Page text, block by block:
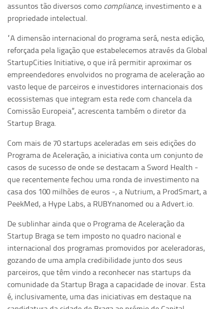
assuntos tão diversos como compliance, investimento e a
propriedade intelectual.
“A dimensão internacional do programa será, nesta edição,
reforçada pela ligação que estabelecemos através da Global
StartupCities Initiative, o que irá permitir aproximar os
empreendedores envolvidos no programa de aceleração ao
vasto leque de parceiros e investidores internacionais dos
ecossistemas que integram esta rede com chancela da
Comissão Europeia”, acrescenta também o diretor da
Startup Braga.
Com mais de 70 startups aceleradas em seis edições do
Programa de Aceleração, a iniciativa conta um conjunto de
casos de sucesso de onde se destacam a Sword Health -
que recentemente fechou uma ronda de investimento na
casa dos 100 milhões de euros -, a Nutrium, a ProdSmart, a
PeekMed, a Hype Labs, a RUBYnanomed ou a Advert.io.
De sublinhar ainda que o Programa de Aceleração da
Startup Braga se tem imposto no quadro nacional e
internacional dos programas promovidos por aceleradoras,
gozando de uma ampla credibilidade junto dos seus
parceiros, que têm vindo a reconhecer nas startups da
comunidade da Startup Braga a capacidade de inovar. Esta
é, inclusivamente, uma das iniciativas em destaque na